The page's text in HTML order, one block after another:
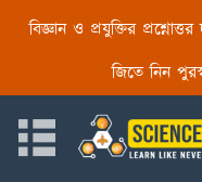
বিজ্ঞান ও প্রযুক্তির
জিতে নিন